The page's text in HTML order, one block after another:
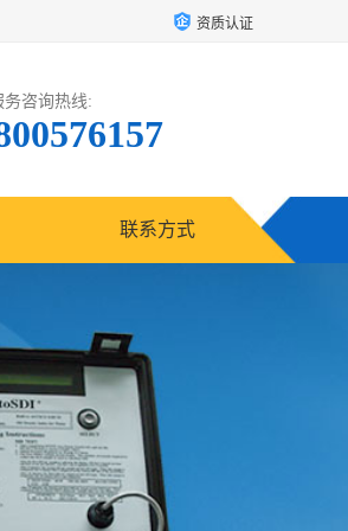
资质认证
务咨询热线:
联系方式